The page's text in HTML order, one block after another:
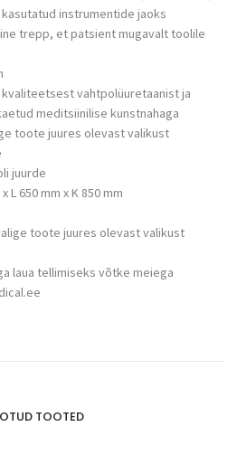
instrumentide jaoks
trepp, et patsient mugavalt toolile
vahtpolüuretaanist ja
meditsiinilise kunstnahaga
toote juures olevast valikust
juurde
L 650 mm x K 850 mm
toote juures olevast valikust
laua tellimiseks võtke meiega
TOOTED